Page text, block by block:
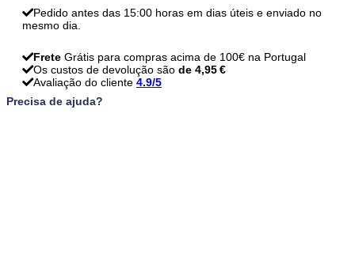
-
aço
128
mm
Pedido antes das 15:00 horas em dias úteis e enviado no
mesmo dia.
Frete Grátis para compras acima de 100€ na Portugal
Os custos de devolução são de 4,95 €
Avaliação do cliente 4.9/5
Precisa de ajuda?